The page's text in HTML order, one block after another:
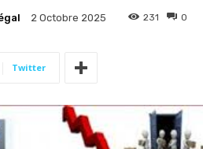
2 Octobre 2025 0
231
Twitter